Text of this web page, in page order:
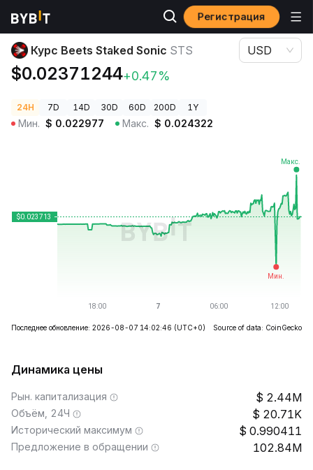
Регистрация
Цены криптовалют Курс Beets Staked Sonic STS
Курс Beets Staked Sonic STS
$0.02371244+0.47%
USD
24H 7D 14D 30D 60D 200D 1Y
Мин. $ 0.022977 Макс. $ 0.024322
Последнее обновление: 2026-08-07 14:02:46 (UTC+0) Source of data: CoinGecko
Динамика цены
Рын. капитализация 2.44M
Объём, 24Ч 20.71K
Исторический максимум 0.990411
Предложение в обращении 102.84M